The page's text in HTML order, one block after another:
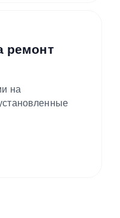
ремонт
на